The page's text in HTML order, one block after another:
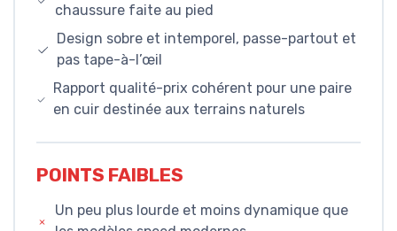
chaussure faite au pied
Design sobre et intemporel, passe-partout et
pas tape-à-l’œil
Rapport qualité-prix cohérent pour une paire
en cuir destinée aux terrains naturels
POINTS FAIBLES
Un peu plus lourde et moins dynamique que